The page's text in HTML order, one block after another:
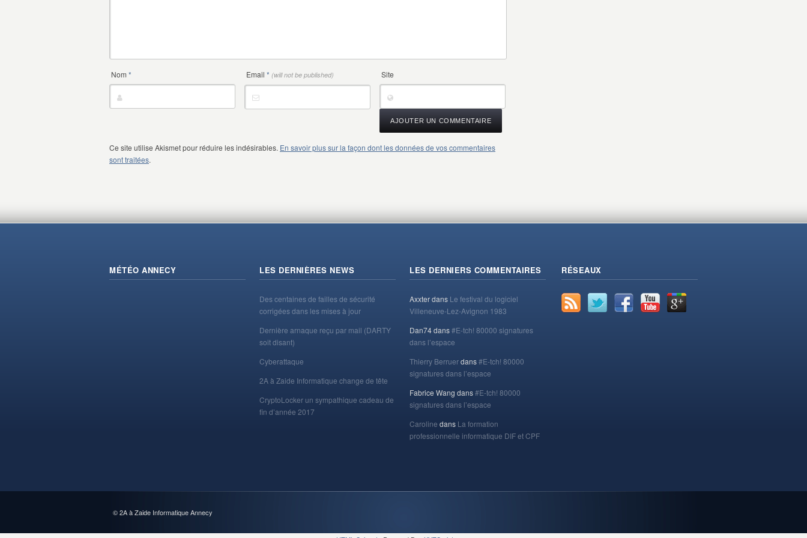
Nom * Email * (will not be published) Site
Ce site utilise Akismet pour réduire les indésirables. En savoir plus sur la façon dont les données de vos commentaires
sont traitées.
MÉTÉO ANNECY LES DERNIÈRES NEWS
Des centaines de failles de sécurité
corrigées dans les mises à jour
Dernière arnaque reçu par mail (DARTY
soit disant)
Cyberattaque
2A à Zaide Informatique change de tête
CryptoLocker un sympathique cadeau de
fin d’année 2017
LES DERNIERS COMMENTAIRES
Axxterdans Le festival du logiciel
Villeneuve-Lez-Avignon 1983
Dan74dans#E-tch! 80000 signatures
dans l’espace
Thierry Berruerdans#E-tch! 80000
signatures dans l’espace
Fabrice Wang dans#E-tch! 80000
signatures dans l’espace
Caroline dans La formation
professionnelle informatique DIF et CPF
RÉSEAUX
© 2A à Zaide Informatique Annecy